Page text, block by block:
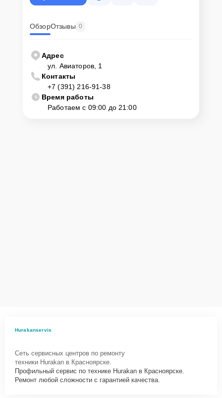
ОбзорОтзывы 0
Адрес
ул. Авиаторов, 1
Контакты
+7 (391) 216-91-38
Время работы
Работаем с 09:00 до 21:00
Hurakanservis
Сеть сервисных центров по ремонту
техники Hurakan в Красноярске.
Профильный сервис по технике Hurakan в Красноярске.
Ремонт любой сложности с гарантией качества.